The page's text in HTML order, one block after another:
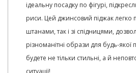
ідеальну посадку по фігурі,
риси. Цей джинсовий піджак легко
штанами, так і зі спідницями,
різноманітні образи для будь-якої
будете не тільки стильні, а й